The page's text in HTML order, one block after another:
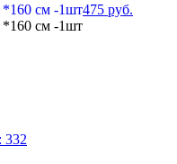
см -1шт475 руб.
см -1шт